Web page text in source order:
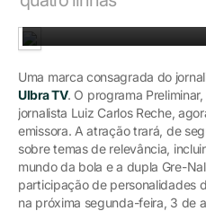
Uma marca consagrada do
Ulbra TV. O programa
jornalista Luiz Carlos Reche,
emissora. A atração trará, de
sobre temas de relevância,
mundo da bola e a dupla Gre-
participação de personalidades
na próxima segunda-feira, 3 de